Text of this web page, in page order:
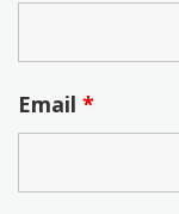
Email *